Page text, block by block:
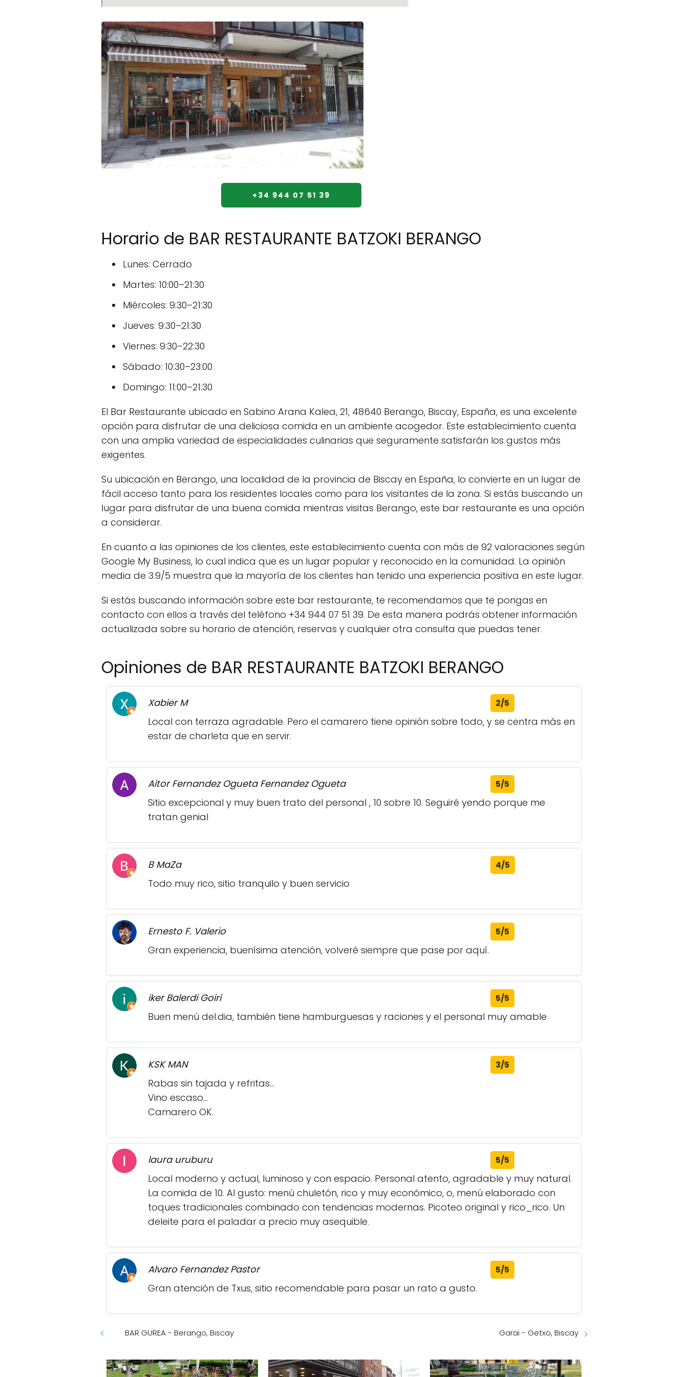
+34 944 07 51 39
Horario de BAR RESTAURANTE BATZOKI BERANGO
Lunes: Cerrado
Martes: 10:00–21:30
Miércoles: 9:30–21:30
Jueves: 9:30–21:30
Viernes: 9:30–22:30
Sábado: 10:30–23:00
Domingo: 11:00–21:30
El Bar Restaurante ubicado en Sabino Arana Kalea, 21, 48640 Berango, Biscay, España, es una excelente
opción para disfrutar de una deliciosa comida en un ambiente acogedor. Este establecimiento cuenta
con una amplia variedad de especialidades culinarias que seguramente satisfarán los gustos más
exigentes.
Su ubicación en Berango, una localidad de la provincia de Biscay en España, lo convierte en un lugar de
fácil acceso tanto para los residentes locales como para los visitantes de la zona. Si estás buscando un
lugar para disfrutar de una buena comida mientras visitas Berango, este bar restaurante es una opción
a considerar.
En cuanto a las opiniones de los clientes, este establecimiento cuenta con más de 92 valoraciones según
Google My Business, lo cual indica que es un lugar popular y reconocido en la comunidad. La opinión
media de 3.9/5 muestra que la mayoría de los clientes han tenido una experiencia positiva en este lugar.
Si estás buscando información sobre este bar restaurante, te recomendamos que te pongas en
contacto con ellos a través del teléfono +34 944 07 51 39. De esta manera podrás obtener información
actualizada sobre su horario de atención, reservas y cualquier otra consulta que puedas tener.
Opiniones de BAR RESTAURANTE BATZOKI BERANGO
Xabier M 2/5
Local con terraza agradable. Pero el camarero tiene opinión sobre todo, y se centra más en
estar de charleta que en servir.
Aitor Fernandez Ogueta Fernandez Ogueta 5/5
Sitio excepcional y muy buen trato del personal , 10 sobre 10. Seguiré yendo porque me
tratan genial
B MaZa 4/5
Todo muy rico, sitio tranquilo y buen servicio
Ernesto F. Valerio 5/5
Gran experiencia, buenísima atención, volveré siempre que pase por aquí.
iker Balerdi Goiri 5/5
Buen menú del.dia, también tiene hamburguesas y raciones y el personal muy amable
KSK MAN 3/5
Rabas sin tajada y refritas...
Vino escaso...
Camarero OK.
laura uruburu 5/5
Local moderno y actual, luminoso y con espacio. Personal atento, agradable y muy natural.
La comida de 10. Al gusto: menú chuletón, rico y muy económico, o, menú elaborado con
toques tradicionales combinado con tendencias modernas. Picoteo original y rico_rico. Un
deleite para el paladar a precio muy asequible.
Alvaro Fernandez Pastor 5/5
Gran atención de Txus, sitio recomendable para pasar un rato a gusto.
BAR GUREA - Berango, Biscay Garai - Getxo, Biscay